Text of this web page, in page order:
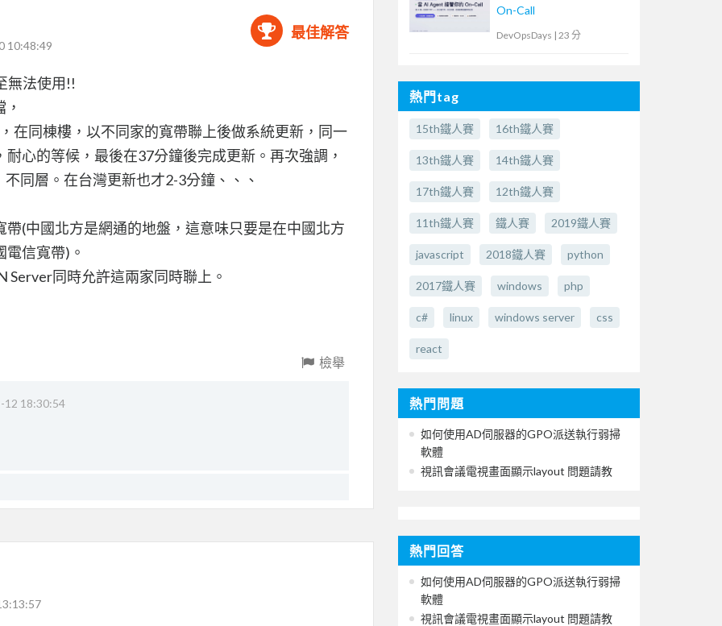
10:48:49
最佳解答
無法使用!!
在同棟樓，以不同家的寬帶聯上後做系統更新，同一
心的等候，最後在37分鐘後完成更新。再次強調，
同層。在台灣更新也才2-3分鐘、、、
(中國北方是網通的地盤，這意味只要是在中國北方
信寬帶)。
Server同時允許這兩家同時聯上。
檢舉
12 18:30:54
On-Call
DevOpsDays | 23 分
熱門tag
15th鐵人賽 16th鐵人賽
13th鐵人賽 14th鐵人賽
17th鐵人賽 12th鐵人賽
11th鐵人賽 鐵人賽 2019鐵人賽
javascript 2018鐵人賽 python
2017鐵人賽 windows php
c# linux windows server css
react
熱門問題
如何使用AD伺服器的GPO派送執行弱掃
軟體
視訊會議電視畫面顯示layout 問題請教
熱門回答
如何使用AD伺服器的GPO派送執行弱掃
軟體
視訊會議電視畫面顯示layout 問題請教